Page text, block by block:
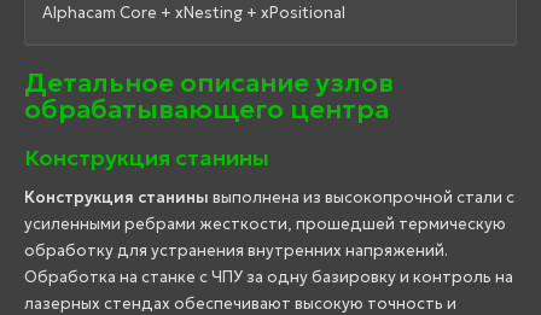
Alphacam Core + xNesting + xPositional
Детальное описание узлов
обрабатывающего центра
Конструкция станины
Конструкция станины выполнена из высокопрочной стали с
усиленными ребрами жесткости, прошедшей термическую
обработку для устранения внутренних напряжений.
Обработка на станке с ЧПУ за одну базировку и контроль на
лазерных стендах обеспечивают высокую точность и